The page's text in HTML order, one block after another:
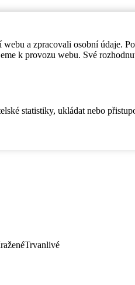
a zpracovali osobní údaje.
k provozu webu. Své
statistiky, ukládat nebo
Trvanlivé